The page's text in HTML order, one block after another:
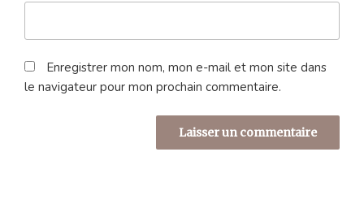
Enregistrer mon nom, mon e-mail et mon site dans
le navigateur pour mon prochain commentaire.